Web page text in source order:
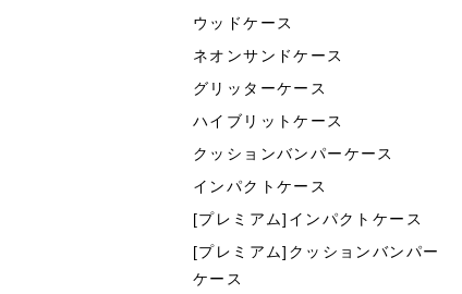
ウッドケース
ネオンサンドケース
グリッターケース
ハイブリットケース
クッションバンパーケース
インパクトケース
[プレミアム]インパクトケース
[プレミアム]クッションバンパー
ケース